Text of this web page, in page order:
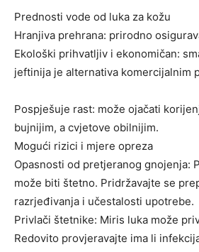
Prednosti vode od luka za kožu
Hranjiva prehrana: prirodno
Ekološki prihvatljiv i ekonomičan:
jeftinija je alternativa komercijalnim
Pospješuje rast: može ojačati
bujnijim, a cvjetove obilnijim.
Mogući rizici i mjere opreza
Opasnosti od pretjeranog gnojenja:
može biti štetno. Pridržavajte se
razrjeđivanja i učestalosti upotrebe.
Privlači štetnike: Miris luka može
Redovito provjeravajte ima li